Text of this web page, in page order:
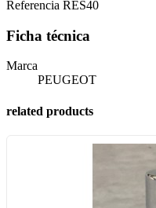
Referencia RES40
Ficha técnica
Marca
PEUGEOT
related products